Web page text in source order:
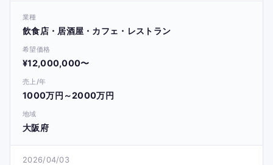
業種
飲食店・居酒屋・カフェ・レストラン
希望価格
¥12,000,000〜
売上/年
1000万円～2000万円
地域
大阪府
2026/04/03